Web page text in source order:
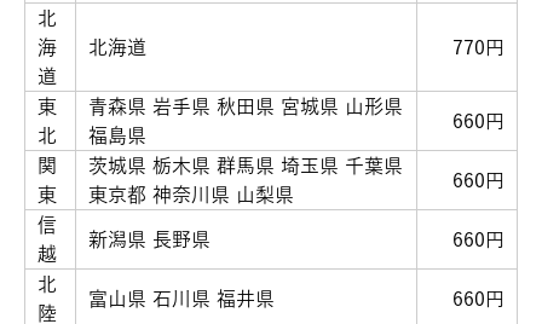
北
海
道
北海道 770円
東
北
青森県 岩手県 秋田県 宮城県 山形県
福島県
660円
関
東
茨城県 栃木県 群馬県 埼玉県 千葉県
東京都 神奈川県 山梨県
660円
信
越
新潟県 長野県 660円
北
陸
富山県 石川県 福井県 660円